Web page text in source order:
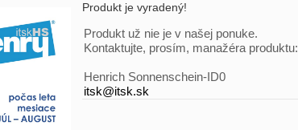
Produkt je vyradený!
Produkt už nie je v našej ponuke.
Kontaktujte, prosím, manažéra produktu:
Henrich Sonnenschein-ID0
itsk@itsk.sk